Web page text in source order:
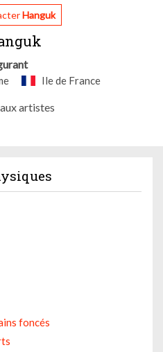
Hanguk
Ile de France
artistes
foncés